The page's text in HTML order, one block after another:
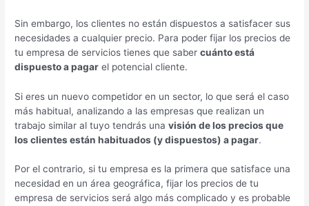
Sin embargo, los clientes no están dispuestos a satisfacer sus
necesidades a cualquier precio. Para poder fijar los precios de
tu empresa de servicios tienes que sabercuánto está
dispuesto a pagar el potencial cliente.
Si eres un nuevo competidor en un sector, lo que será el caso
más habitual, analizando a las empresas que realizan un
trabajo similar al tuyo tendrás unavisión de los precios que
los clientes están habituados (y dispuestos) a pagar.
Por el contrario, si tu empresa es la primera que satisface una
necesidad en un área geográfica, fijar los precios de tu
empresa de servicios será algo más complicado y es probable